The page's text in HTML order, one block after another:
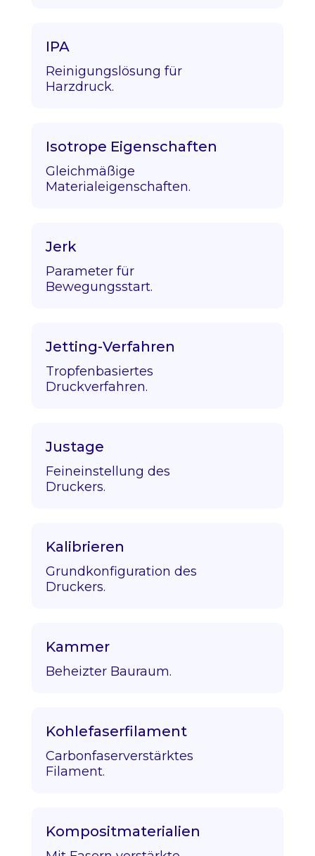
IPA
Reinigungslösung für
Harzdruck.
Isotrope Eigenschaften
Gleichmäßige
Materialeigenschaften.
Jerk
Parameter für
Bewegungsstart.
Jetting-Verfahren
Tropfenbasiertes
Druckverfahren.
Justage
Feineinstellung des
Druckers.
Kalibrieren
Grundkonfiguration des
Druckers.
Kammer
Beheizter Bauraum.
Kohlefaserfilament
Carbonfaserverstärktes
Filament.
Kompositmaterialien